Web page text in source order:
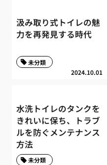
汲み取り式トイレの魅
力を再発見する時代
2024.10.01
未分類
水洗トイレのタンクを
きれいに保ち、トラブ
ルを防ぐメンテナンス
方法
未分類